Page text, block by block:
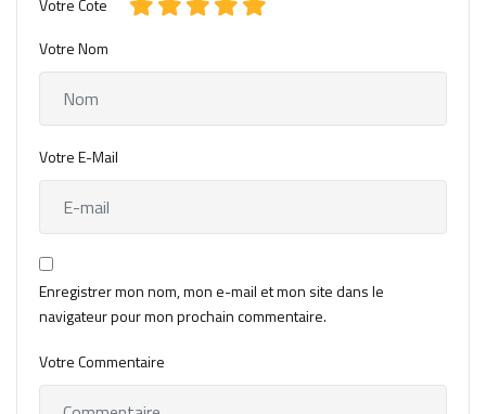
Votre Cote
Votre Nom
Votre E-Mail
Enregistrer mon nom, mon e-mail et mon site dans le
navigateur pour mon prochain commentaire.
Votre Commentaire